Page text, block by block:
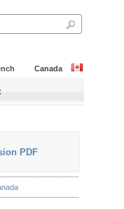
Canada
PDF